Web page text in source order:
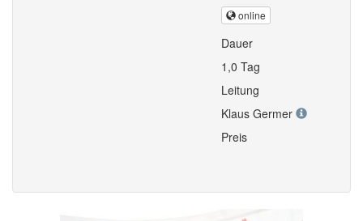
online
Dauer
1,0 Tag
Leitung
Klaus Germer
Preis